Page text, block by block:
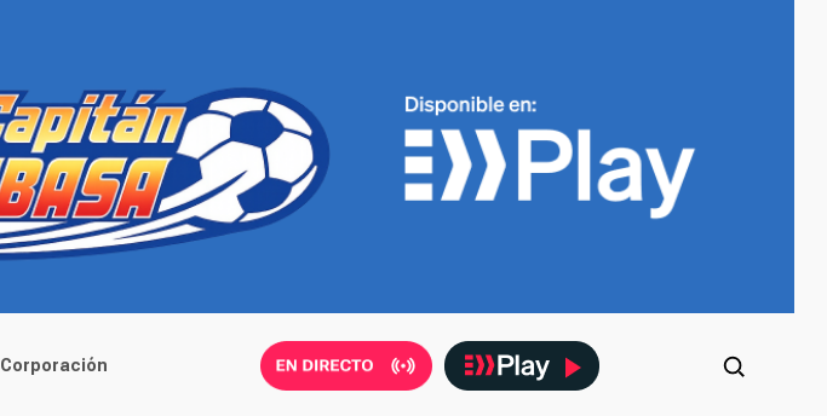
Corporación